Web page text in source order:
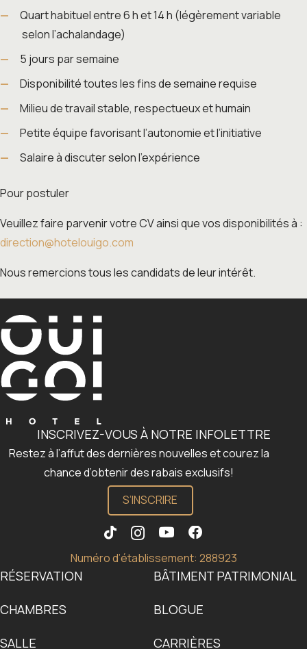
Quart habituel entre 6 h et 14 h (légèrement variable
selon l’achalandage)
5 jours par semaine
Disponibilité toutes les fins de semaine requise
Milieu de travail stable, respectueux et humain
Petite équipe favorisant l’autonomie et l’initiative
Salaire à discuter selon l’expérience
Pour postuler
Veuillez faire parvenir votre CV ainsi que vos disponibilités à :
direction@hotelouigo.com
Nous remercions tous les candidats de leur intérêt.
RÉSERVATION
CHAMBRES
SALLE
BÂTIMENT PATRIMONIAL
BLOGUE
CARRIÈRES
INSCRIVEZ-VOUS À NOTRE INFOLETTRE
Restez à l’affut des dernières nouvelles et courez la
chance d’obtenir des rabais exclusifs!
S’INSCRIRE
Numéro d’établissement: 288923